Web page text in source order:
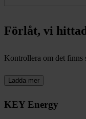
Förlåt, vi
Kontrollera om det finns
Ladda mer
KEY Energy